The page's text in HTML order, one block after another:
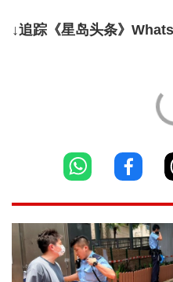
↓追踪《星岛头条》